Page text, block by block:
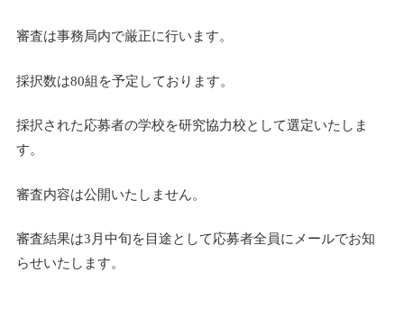
審査は事務局内で厳正に行います。
採択数は80組を予定しております。
採択された応募者の学校を研究協力校として選定いたしま
す。
審査内容は公開いたしません。
審査結果は3月中旬を目途として応募者全員にメールでお知
らせいたします。